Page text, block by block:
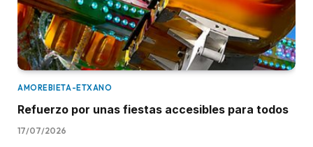
AMOREBIETA-ETXANO
Refuerzo por unas fiestas accesibles para todos
17/07/2026